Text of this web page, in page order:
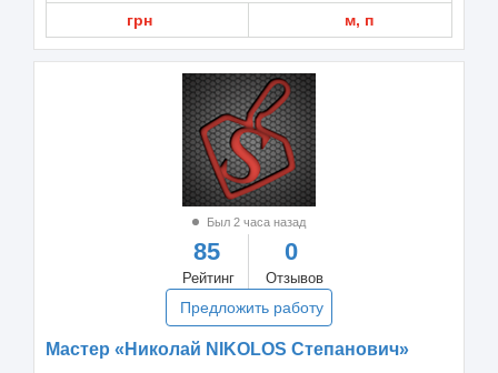
грн м, п
Был 2 часа назад
85
Рейтинг
0
Отзывов
Предложить работу
Мастер «Николай NIKOLOS Степанович»